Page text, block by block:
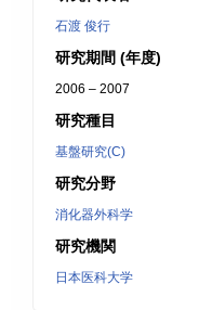
石渡 俊行
研究期間 (年度)
2006 – 2007
研究種目
基盤研究(C)
研究分野
消化器外科学
研究機関
日本医科大学